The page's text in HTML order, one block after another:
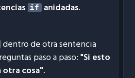
if anidadas.
dentro de otra sentencia
paso a paso: "Si esto
cosa".